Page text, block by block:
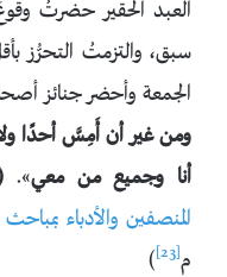
العبد الحقير حضرتُ
سبق، والتزمتُ التحرُّز
الجمعة وأحضر جنائز
ومن غير أن أَمِسَّ أحدًا ولا
أنا وجميع من معي».
المنصفين والأدباء
م[23]
)